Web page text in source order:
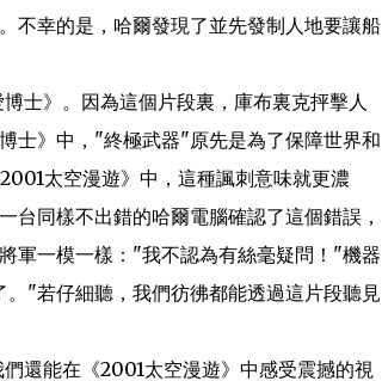
不幸的是，哈爾發現了並先發制人地要讓船
士》。因為這個片段裏，庫布裏克抨擊人
士》中，"終極武器"原先是為了保障世界和
太空漫遊》中，這種諷刺意味就更濃
台同樣不出錯的哈爾電腦確認了這個錯誤，
軍一模一樣："我不認為有絲毫疑問！"機器
"若仔細聽，我們彷彿都能透過這片段聽見
還能在《2001太空漫遊》中感受震撼的視